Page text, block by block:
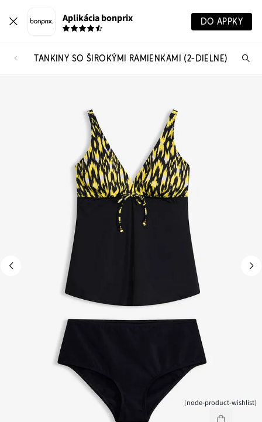
Aplikácia bonprix DO APPKY
TANKINY SO ŠIROKÝMI RAMIENKAMI (2-DIELNE)
[node-product-wishlist]